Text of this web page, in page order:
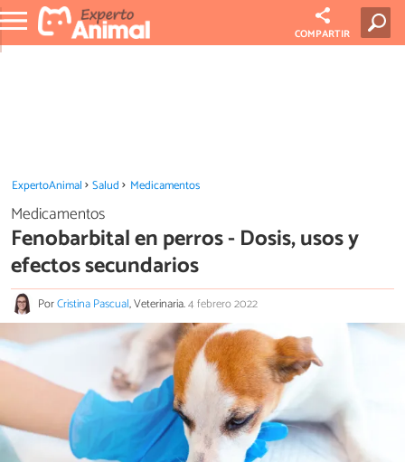
COMPARTIR
ExpertoAnimal Salud Medicamentos
Medicamentos
Fenobarbital en perros - Dosis, usos y
efectos secundarios
PorCristina Pascual, Veterinaria.4 febrero 2022